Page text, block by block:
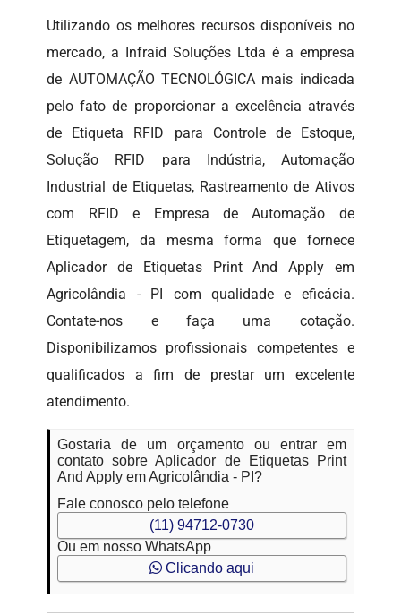
Utilizando os melhores recursos disponíveis no
mercado, a Infraid Soluções Ltda é a empresa
de AUTOMAÇÃO TECNOLÓGICA mais indicada
pelo fato de proporcionar a excelência através
de Etiqueta RFID para Controle de Estoque,
Solução RFID para Indústria, Automação
Industrial de Etiquetas, Rastreamento de Ativos
com RFID e Empresa de Automação de
Etiquetagem, da mesma forma que fornece
Aplicador de Etiquetas Print And Apply em
Agricolândia - PI com qualidade e eficácia.
Contate-nos e faça uma cotação.
Disponibilizamos profissionais competentes e
qualificados a fim de prestar um excelente
atendimento.
Gostaria de um orçamento ou entrar em
contato sobre Aplicador de Etiquetas Print
And Apply em Agricolândia - PI?
Fale conosco pelo telefone
(11) 94712-0730
Ou em nosso WhatsApp
Clicando aqui